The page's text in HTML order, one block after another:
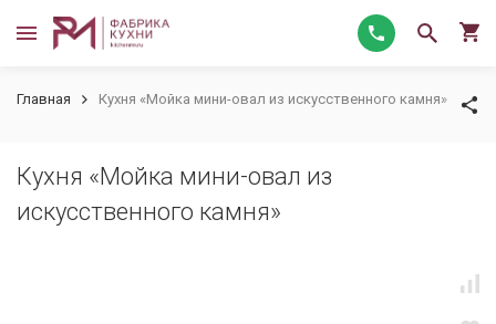
Главная Кухня «Мойка мини-овал из искусственного камня»
Кухня «Мойка мини-овал из
искусственного камня»